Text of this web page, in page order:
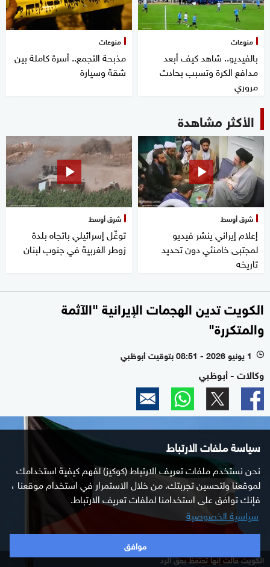
سياسة ملفات الارتباط
نحن نستخدم ملفات تعريف الارتباط (كوكيز) لفهم كيفية استخدامك
لموقعنا ولتحسين تجربتك. من خلال الاستمرار في استخدام موقعنا ،
فإنك توافق على استخدامنا لملفات تعريف الارتباط.
سياسية الخصوصية
موافق
منوعات
بالفيديو.. شاهد كيف أبعد
مدافع الكرة وتسبب بحادث
مروري
منوعات
مذبحة التجمع.. أسرة كاملة بين
شقة وسيارة
الأكثر مشاهدة
شرق أوسط
إعلام إيراني ينشر فيديو
لمجتبى خامنئي دون تحديد
تاريخه
شرق أوسط
توغّل إسرائيلي باتجاه بلدة
زوطر الغربية في جنوب لبنان
الكويت تدين الهجمات الإيرانية "الآثمة
والمتكررة"
l 1 يونيو 2026 - 08:51 بتوقيت أبوظبي
وكالات - أبوظبي
الكويت قالت إنها تحتفظ بحق الرد